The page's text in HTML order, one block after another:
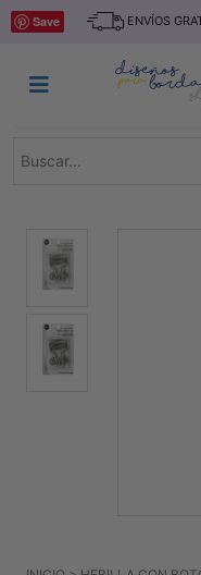
Saltar
ENVÍOS
INICIO
TEJIDO
TELAS
TEMÁTICO
MARCAS
NOVEDADES
Save